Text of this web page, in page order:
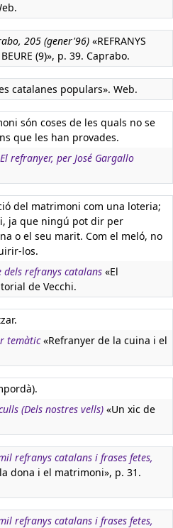
205 (gener'96) «REFRANYS
(9)», p. 39. Caprabo.
catalanes populars». Web.
són coses de les quals no se
que les han provades.
El refranyer, per José Gargallo
del matrimoni com una loteria;
ja que ningú pot dir per
o el seu marit. Com el meló, no
los.
dels refranys catalans «El
de Vecchi.
temàtic«Refranyer de la cuina i el
(Dels nostres vells) «Un xic de
refranys catalans i frases fetes,
dona i el matrimoni», p. 31.
refranys catalans i frases fetes,